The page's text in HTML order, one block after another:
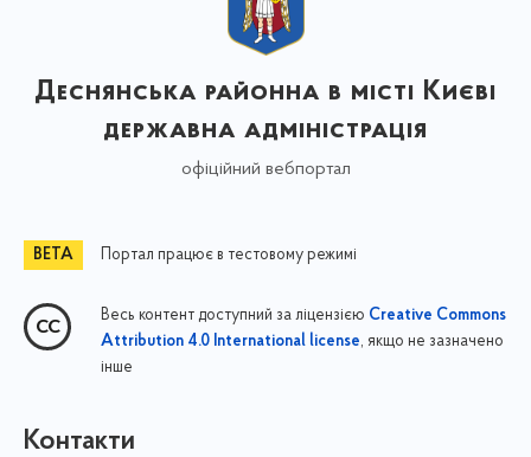
Деснянська районна в місті Києві
державна адміністрація
офіційний вебпортал
Портал працює в тестовому режимі
Весь контент доступний за ліцензією Creative Commons
Attribution 4.0 International license, якщо не зазначено
інше
Контакти